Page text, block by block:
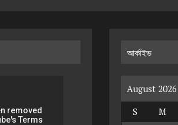
আর্কাইভ
August 2026
S
M